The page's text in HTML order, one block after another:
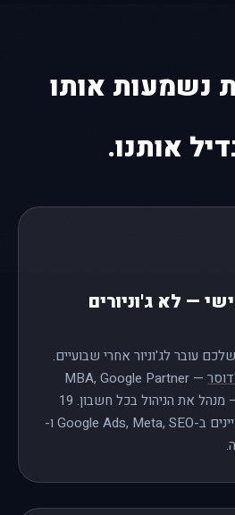
נשמעות אותו
אותנו.
— לא ג'וניורים
עובר לג'וניור אחרי שבועיים.
— MBA, Google Partner
מוסמך ומייסד החברה — מנהל את הניהול בכל חשבון. 19
שנות ניסיון בניהול קמפיינים ב-Google Ads, Meta, SEO ו-